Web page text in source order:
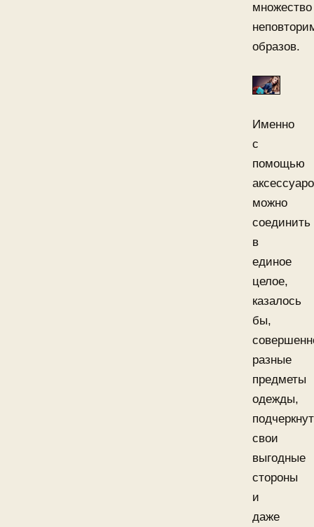
множество
образов.
Именно
с
помощью
можно
соединить
в
единое
целое,
казалось
бы,
разные
предметы
одежды,
свои
выгодные
стороны
и
даже